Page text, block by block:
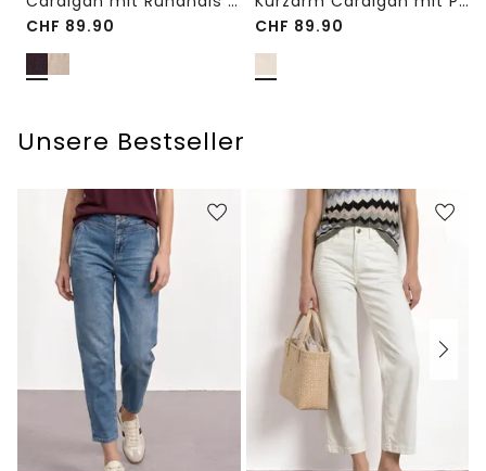
CHF 89.90
CHF 89.90
Unsere Bestseller